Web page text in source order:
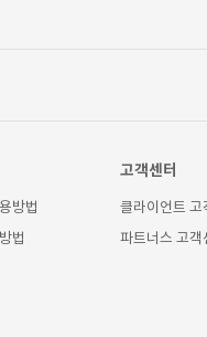
방법
법
고객센터
클라이언트 고
파트너스 고객